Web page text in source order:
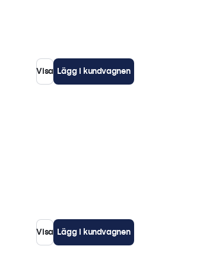
Visa Lägg i kundvagnen
Visa Lägg i kundvagnen